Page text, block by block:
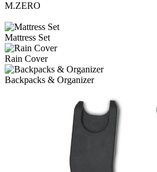
M.ZERO
Mattress Set
Rain Cover
Backpacks & Organizer